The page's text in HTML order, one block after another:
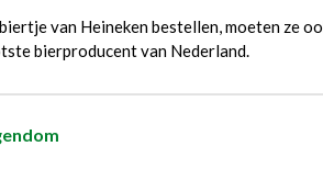
van Heineken bestellen, moeten ze
bierproducent van Nederland.